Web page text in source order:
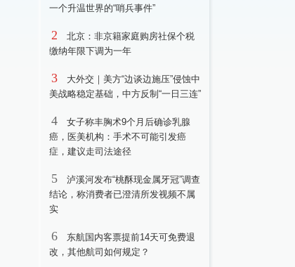
一个升温世界的“哨兵事件”
2
北京：非京籍家庭购房社保个税
缴纳年限下调为一年
3
大外交｜美方“边谈边施压”侵蚀中
美战略稳定基础，中方反制“一日三连”
4
女子称丰胸术9个月后确诊乳腺
癌，医美机构：手术不可能引发癌
症，建议走司法途径
5
泸溪河发布“桃酥现金属牙冠”调查
结论，称消费者已澄清所发视频不属
实
6
东航国内客票提前14天可免费退
改，其他航司如何规定？